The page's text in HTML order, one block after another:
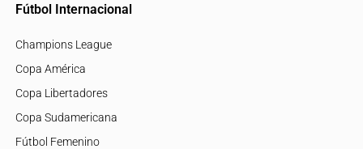
Fútbol Internacional
Champions League
Copa América
Copa Libertadores
Copa Sudamericana
Fútbol Femenino